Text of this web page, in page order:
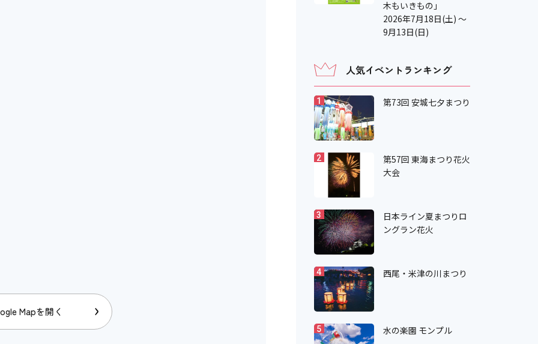
Mapを開く
木もいきもの」
2026年7月18日(土) ～
9月13日(日)
人気イベントランキング
1 第73回 安城七夕まつり
2
第57回 東海まつり花火
大会
3
日本ライン夏まつりロ
ングラン花火
4 西尾・米津の川まつり
5 水の楽園 モンプル